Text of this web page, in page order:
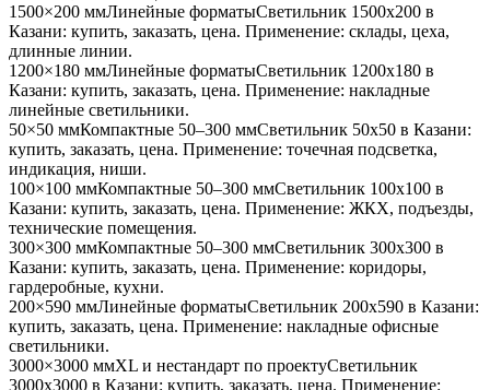
1500×200 ммЛинейные форматыСветильник 1500x200 в
Казани: купить, заказать, цена. Применение: склады, цеха,
длинные линии.
1200×180 ммЛинейные форматыСветильник 1200x180 в
Казани: купить, заказать, цена. Применение: накладные
линейные светильники.
50×50 ммКомпактные 50–300 ммСветильник 50x50 в Казани:
купить, заказать, цена. Применение: точечная подсветка,
индикация, ниши.
100×100 ммКомпактные 50–300 ммСветильник 100x100 в
Казани: купить, заказать, цена. Применение: ЖКХ, подъезды,
технические помещения.
300×300 ммКомпактные 50–300 ммСветильник 300x300 в
Казани: купить, заказать, цена. Применение: коридоры,
гардеробные, кухни.
200×590 ммЛинейные форматыСветильник 200x590 в Казани:
купить, заказать, цена. Применение: накладные офисные
светильники.
3000×3000 ммXL и нестандарт по проектуСветильник
3000x3000 в Казани: купить, заказать, цена. Применение: